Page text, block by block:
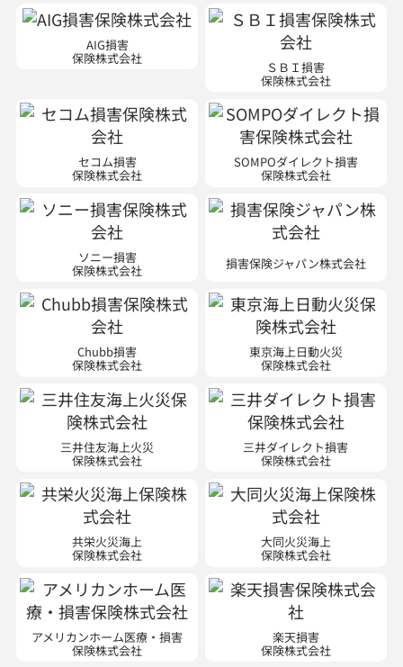
SOMPOダイレクト損害
保険株式会社
ソニー損害
保険株式会社 損害保険ジャパン株式会社
Chubb損害
保険株式会社
東京海上日動火災
保険株式会社
三井住友海上火災
保険株式会社
三井ダイレクト損害
保険株式会社
共栄火災海上
保険株式会社
大同火災海上
保険株式会社
アメリカンホーム医療・損害
保険株式会社
※現在は新規契約のお取り扱いはご
ざいません。
楽天損害
保険株式会社
※ 現在は自動車・傷害・新種の新規
契約のお取り扱いはございません。
少額短期保険会社